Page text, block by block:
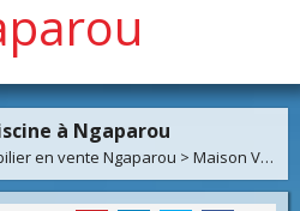
à Ngaparou
en vente Ngaparou > Maison Villa en vente Ngaparou